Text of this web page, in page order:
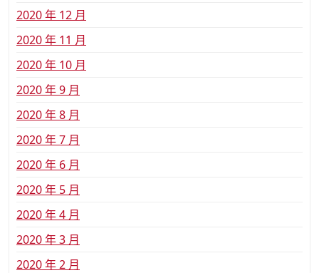
2020 年 12 月
2020 年 11 月
2020 年 10 月
2020 年 9 月
2020 年 8 月
2020 年 7 月
2020 年 6 月
2020 年 5 月
2020 年 4 月
2020 年 3 月
2020 年 2 月